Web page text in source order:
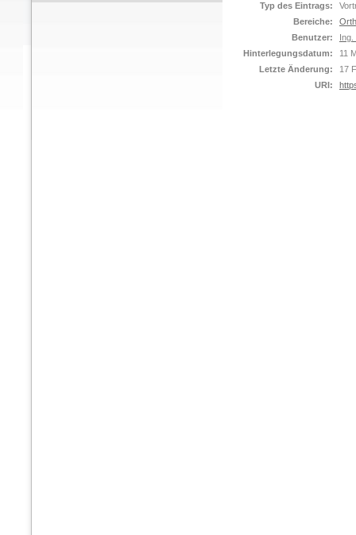
Typ des Eintrags:
Bereiche:
Benutzer:
Ing.
Hinterlegungsdatum:
11
Letzte Änderung:
17
URI: